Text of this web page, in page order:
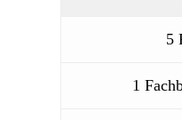
5
1